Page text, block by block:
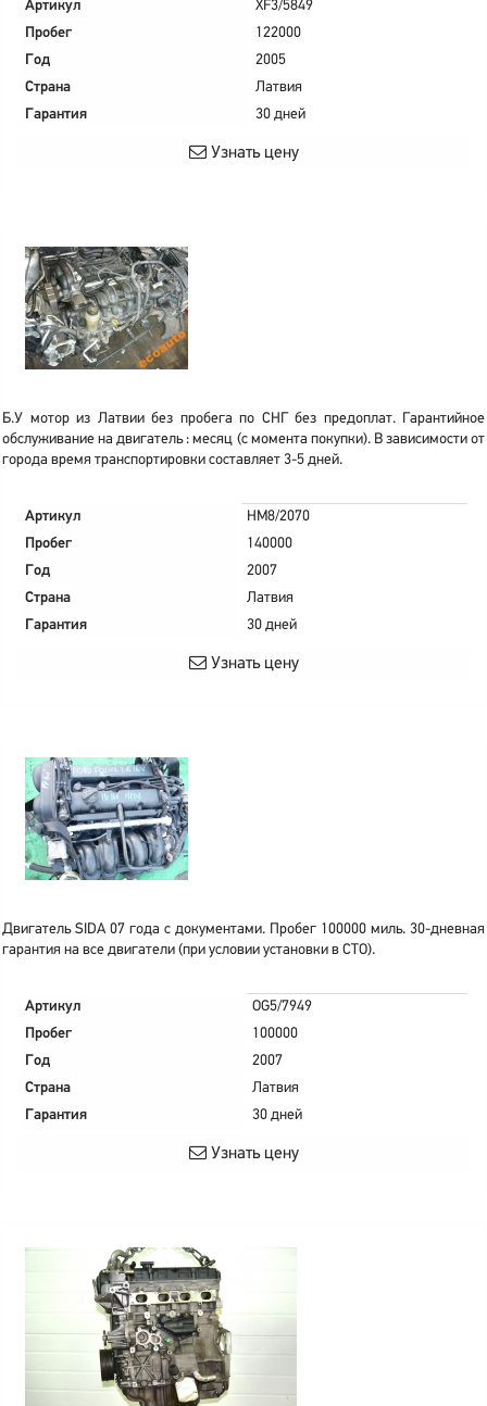
Артикул
XF3/5849
Пробег
122000
Год
2005
Страна
Латвия
Гарантия
30 дней
Узнать цену
Б.У мотор из Латвии без пробега по СНГ без предоплат. Гарантийное
обслуживание на двигатель : месяц (с момента покупки). В зависимости от
города время транспортировки составляет 3-5 дней.
Артикул
HM8/2070
Пробег
140000
Год
2007
Страна
Латвия
Гарантия
30 дней
Узнать цену
Двигатель SIDA 07 года с документами. Пробег 100000 миль. 30-дневная
гарантия на все двигатели (при условии установки в СТО).
Артикул
OG5/7949
Пробег
100000
Год
2007
Страна
Латвия
Гарантия
30 дней
Узнать цену